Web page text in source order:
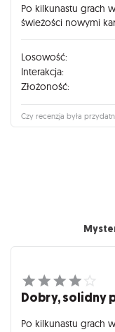
Po kilkunastu grach
świeżości nowymi
Losowość:
Interakcja:
Złożoność:
Czy recenzja była
Dobry, solidny
Po kilkunastu grach